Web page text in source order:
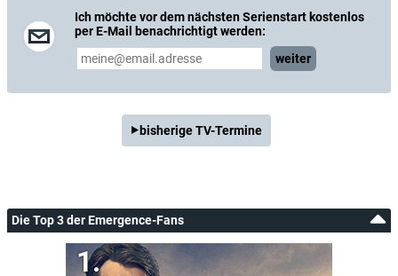
Ich möchte vor dem nächsten Serienstart kostenlos
per E-Mail benachrichtigt werden:
weiter
bisherige TV-Termine
Die Top 3 der Emergence-Fans